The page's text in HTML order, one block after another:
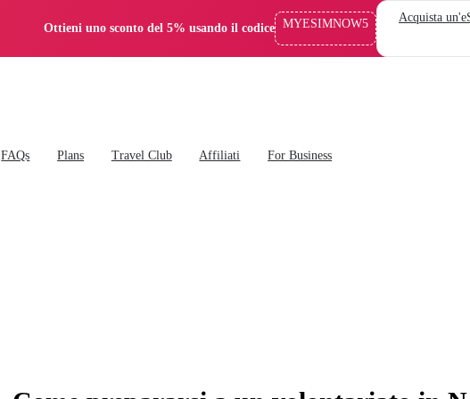
Ottieni uno sconto del 5% usando il codice MYESIMNOW5 Acquista
FAQs Plans Travel Club Affiliati For Business